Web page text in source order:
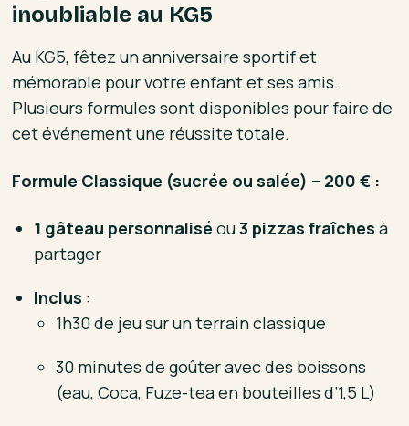
inoubliable au KG5
Au KG5, fêtez un anniversaire sportif et
mémorable pour votre enfant et ses amis.
Plusieurs formules sont disponibles pour faire de
cet événement une réussite totale.
Formule Classique (sucrée ou salée) – 200 € :
1 gâteau personnalisé ou3 pizzas fraîches à
partager
Inclus :
1h30 de jeu sur un terrain classique
30 minutes de goûter avec des boissons
(eau, Coca, Fuze-tea en bouteilles d’1,5 L)